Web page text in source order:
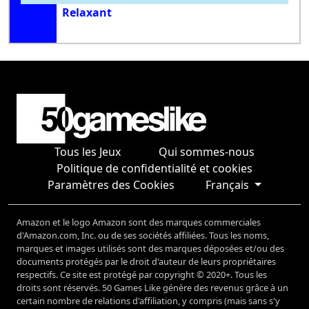
Relaxant
Tous les Jeux
Qui sommes-nous
Politique de confidentialité et cookies
Paramètres des Cookies
Français
Amazon et le logo Amazon sont des marques commerciales
d'Amazon.com, Inc. ou de ses sociétés affiliées. Tous les noms,
marques et images utilisés sont des marques déposées et/ou des
documents protégés par le droit d'auteur de leurs propriétaires
respectifs. Ce site est protégé par copyright © 2020+. Tous les
droits sont réservés. 50 Games Like génère des revenus grâce à un
certain nombre de relations d'affiliation, y compris (mais sans s'y